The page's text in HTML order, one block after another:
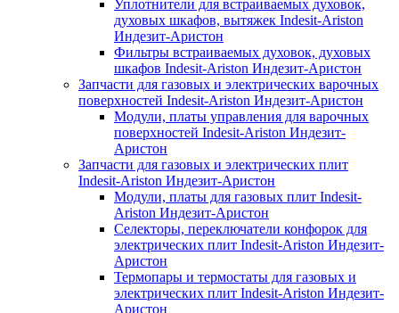
Уплотнители для встраиваемых духовок,
духовых шкафов, вытяжек Indesit-Ariston
Индезит-Аристон
Фильтры встраиваемых духовок, духовых
шкафов Indesit-Ariston Индезит-Аристон
Запчасти для газовых и электрических варочных
поверхностей Indesit-Ariston Индезит-Аристон
Модули, платы управления для варочных
поверхностей Indesit-Ariston Индезит-
Аристон
Запчасти для газовых и электрических плит
Indesit-Ariston Индезит-Аристон
Модули, платы для газовых плит Indesit-
Ariston Индезит-Аристон
Селекторы, переключатели конфорок для
электрических плит Indesit-Ariston Индезит-
Аристон
Термопары и термостаты для газовых и
электрических плит Indesit-Ariston Индезит-
Аристон